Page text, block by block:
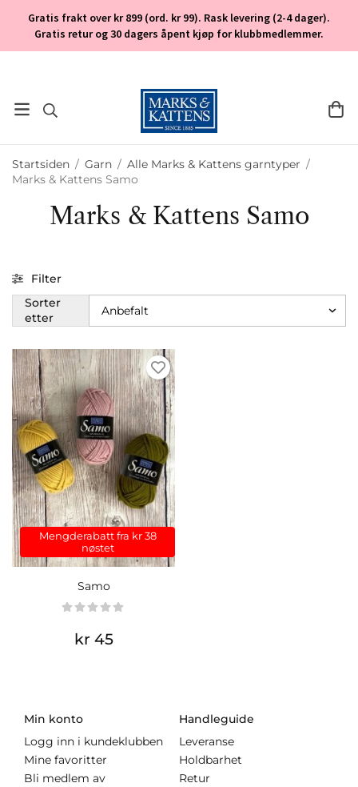
Gratis frakt over kr 899 (ord. kr 99). Rask levering (2-4 dager).
Gratis retur og 30 dagers åpent kjøp for klubbmedlemmer.
Startsiden / Garn / Alle Marks & Kattens garntyper /
Marks & Kattens Samo
Marks & Kattens Samo
Filter
Sorter
etter
Mengderabatt fra kr 38
nøstet
Samo
kr 45
Min konto
Logg inn i kundeklubben
Mine favoritter
Bli medlem av
Handleguide
Leveranse
Holdbarhet
Retur